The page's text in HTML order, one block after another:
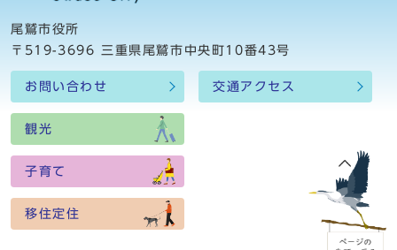
尾鷲市役所
〒519-3696 三重県尾鷲市中央町10番43号
お問い合わせ 交通アクセス
観光
子育て
移住定住